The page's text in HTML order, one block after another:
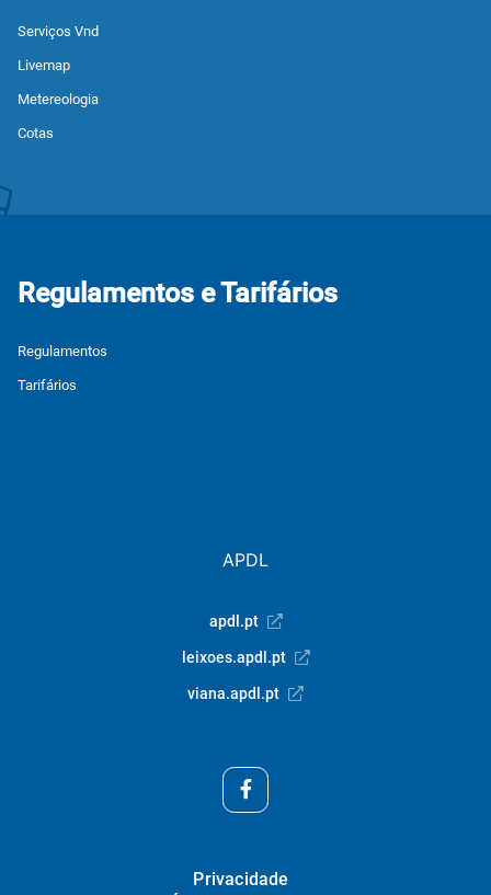
Serviços Vnd
Livemap
Metereologia
Cotas
Regulamentos e Tarifários
Regulamentos
Tarifários
APDL
apdl.pt
leixoes.apdl.pt
viana.apdl.pt
Privacidade